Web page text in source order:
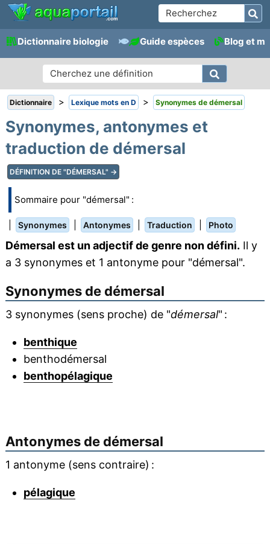
Dictionnaire biologie Guide espèces Blog et
Dictionnaire > Lexique mots en D > Synonymes de démersal
Synonymes, antonymes et
traduction de démersal
DÉFINITION DE "DÉMERSAL" →
Sommaire pour "démersal" :
Synonymes Antonymes Traduction Photo
Démersal est un adjectif de genre non défini. Il y
a 3 synonymes et 1 antonyme pour "démersal".
Synonymes de démersal
3 synonymes (sens proche) de "démersal" :
benthique
benthodémersal
benthopélagique
Antonymes de démersal
1 antonyme (sens contraire) :
pélagique